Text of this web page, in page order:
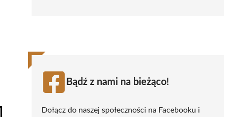
Bądź z nami na bieżąco!
Dołącz do naszej społeczności na Facebooku i